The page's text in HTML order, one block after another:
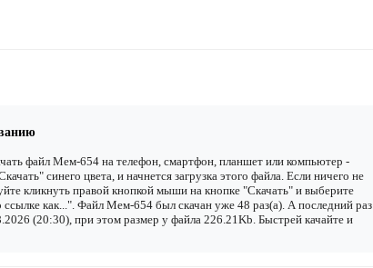
файл Мем-654 на телефон, смартфон, планшет или компьютер -
синего цвета, и начнется загрузка этого файла. Если ничего не
кликнуть правой кнопкой мыши на кнопке "Скачать" и выберите
как...". Файл Мем-654 был скачан уже 48 раз(а). А последний раз
(20:30), при этом размер у файла 226.21Kb. Быстрей качайте и